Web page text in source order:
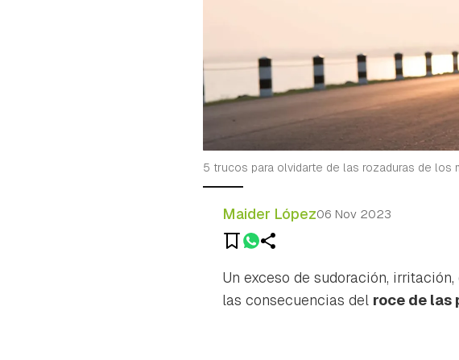
5 trucos para olvidarte de las rozaduras de los
Maider López06 Nov 2023
Un exceso de sudoración,
las consecuencias del roce de las